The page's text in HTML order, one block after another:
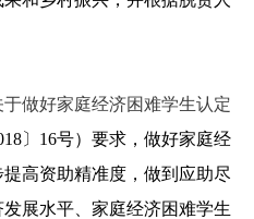
做好家庭经济困难学生认定
〕16号）要求，做好家庭经
高资助精准度，做到应助尽
展水平、家庭经济困难学生